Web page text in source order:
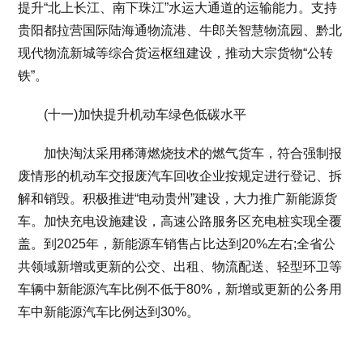
提升“北上长江、南下珠江”水运大通道的运输能力。支持
贵阳都拉营国际陆海通物流港、牛郎关智慧物流园、黔北
现代物流新城等综合货运枢纽建设，推动大宗货物“公转
铁”。
(十一)加快提升机动车绿色低碳水平
加快淘汰采用稀薄燃烧技术的燃气货车，符合强制报
废情形的机动车交报废汽车回收企业按规定进行登记、拆
解和销毁。积极推进“电动贵州”建设，大力推广新能源货
车。加快充电设施建设，高速公路服务区充电桩实现全覆
盖。到2025年，新能源车销售占比达到20%左右;全省公
共领域新增或更新的公交、出租、物流配送、轻型环卫等
车辆中新能源汽车比例不低于80%，新增或更新的公务用
车中新能源汽车比例达到30%。